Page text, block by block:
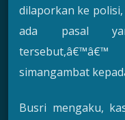
dilaporkan ke
ada pasal
simangambat
Busri mengaku,